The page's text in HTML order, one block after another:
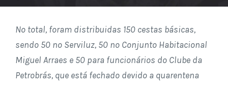
No total, foram distribuidas 150 cestas básicas,
sendo 50 no Serviluz, 50 no Conjunto Habitacional
Miguel Arraes e 50 para funcionários do Clube da
Petrobrás, que está fechado devido a quarentena